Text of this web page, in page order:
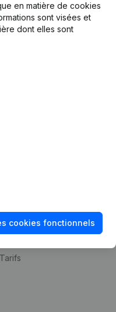
en matière de cookies
sont visées et
dont elles sont
cookies fonctionnels
Monitoring
Recherche internationale
Contact
Tarifs